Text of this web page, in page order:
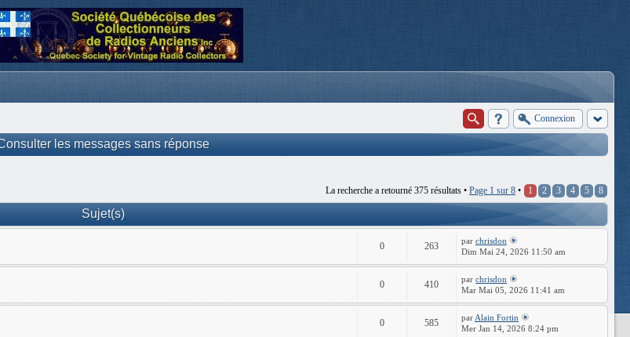
Connexion
les messages sans réponse
La recherche a retourné 375 résultats • Page 1 sur 8 • 1 2 3 4 5 8
Sujet(s)
0 263 par chrisdon
Dim Mai 24, 2026 11:50 am
0 410 par chrisdon
Mar Mai 05, 2026 11:41 am
0 585 par Alain Fortin
Mer Jan 14, 2026 8:24 pm